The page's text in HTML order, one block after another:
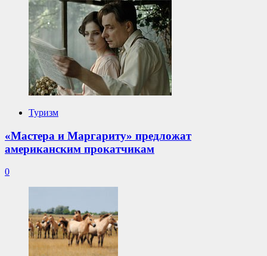
Туризм
«Мастера и Маргариту» предложат
американским прокатчикам
0